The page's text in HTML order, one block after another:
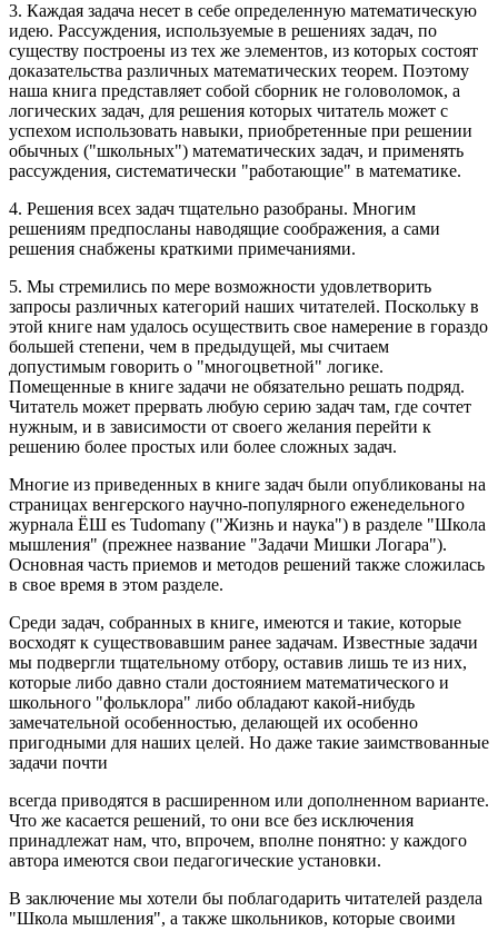
3. Каждая задача несет в себе определенную математическую
идею. Рассуждения, используемые в решениях задач, по
существу построены из тех же элементов, из которых состоят
доказательства различных математических теорем. Поэтому
наша книга представляет собой сборник не головоломок, а
логических задач, для решения которых читатель может с
успехом использовать навыки, приобретенные при решении
обычных ("школьных") математических задач, и применять
рассуждения, систематически "работающие" в математике.
4. Решения всех задач тщательно разобраны. Многим
решениям предпосланы наводящие соображения, а сами
решения снабжены краткими примечаниями.
5. Мы стремились по мере возможности удовлетворить
запросы различных категорий наших читателей. Поскольку в
этой книге нам удалось осуществить свое намерение в гораздо
большей степени, чем в предыдущей, мы считаем
допустимым говорить о "многоцветной" логике.
Помещенные в книге задачи не обязательно решать подряд.
Читатель может прервать любую серию задач там, где сочтет
нужным, и в зависимости от своего желания перейти к
решению более простых или более сложных задач.
Многие из приведенных в книге задач были опубликованы на
страницах венгерского научно-популярного еженедельного
журнала ЁШ es Tudomany ("Жизнь и наука") в разделе "Школа
мышления" (прежнее название "Задачи Мишки Логара").
Основная часть приемов и методов решений также сложилась
в свое время в этом разделе.
Среди задач, собранных в книге, имеются и такие, которые
восходят к существовавшим ранее задачам. Известные задачи
мы подвергли тщательному отбору, оставив лишь те из них,
которые либо давно стали достоянием математического и
школьного "фольклора" либо обладают какой-нибудь
замечательной особенностью, делающей их особенно
пригодными для наших целей. Но даже такие заимствованные
задачи почти
всегда приводятся в расширенном или дополненном варианте.
Что же касается решений, то они все без исключения
принадлежат нам, что, впрочем, вполне понятно: у каждого
автора имеются свои педагогические установки.
В заключение мы хотели бы поблагодарить читателей раздела
"Школа мышления", а также школьников, которые своими